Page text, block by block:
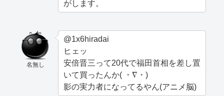
がします。
名無し
@1x6hiradai
ヒェッ
安倍晋三って20代で福田首相を差し置
いて買ったんか( ・∇・)
影の実力者になってるやん(アニメ脳)